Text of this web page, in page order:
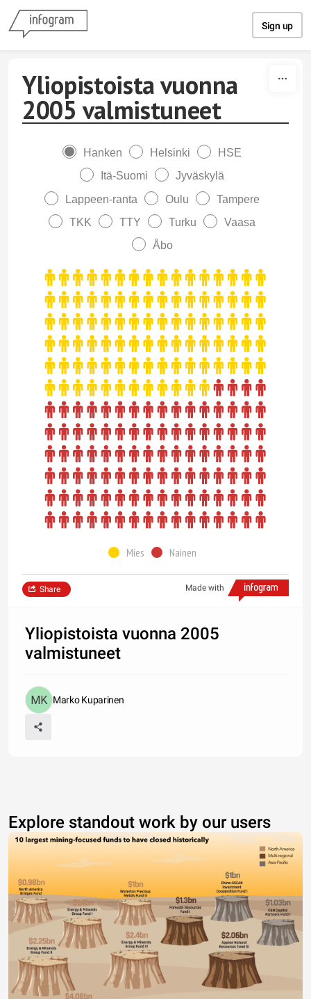
Sign up
Yliopistoista vuonna
2005 valmistuneet
Hanken Helsinki
HSE
Itä-Suomi
Jyväskylä
Lappeen-ranta
Oulu
Tampere
TKK
TTY Turku
Vaasa
Åbo
Mies Nainen
Made with
Share
Yliopistoista vuonna 2005
valmistuneet
Marko Kuparinen
Explore standout work by our users